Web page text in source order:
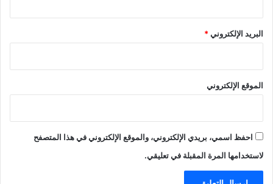
البريد الإلكتروني*
الموقع الإلكتروني
احفظ اسمي، بريدي الإلكتروني، والموقع الإلكتروني في هذا المتصفح
لاستخدامها المرة المقبلة في تعليقي.